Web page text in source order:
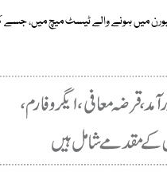
میلبورن میں ہونے والے ٹیسٹ میچ